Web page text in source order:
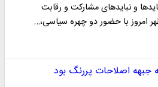
و نبایدهای مشارکت و رقابت
امروز با حضور دو چهره سیاسی،…